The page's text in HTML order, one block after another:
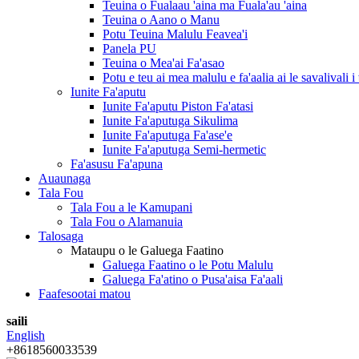
Teuina o Fualaau 'aina ma Fuala'au 'aina
Teuina o Aano o Manu
Potu Teuina Malulu Feavea'i
Panela PU
Teuina o Mea'ai Fa'asao
Potu e teu ai mea malulu e fa'aalia ai le savalivali i
Iunite Fa'aputu
Iunite Fa'aputu Piston Fa'atasi
Iunite Fa'aputuga Sikulima
Iunite Fa'aputuga Fa'ase'e
Iunite Fa'aputuga Semi-hermetic
Fa'asusu Fa'apuna
Auaunaga
Tala Fou
Tala Fou a le Kamupani
Tala Fou o Alamanuia
Talosaga
Mataupu o le Galuega Faatino
Galuega Faatino o le Potu Malulu
Galuega Fa'atino o Pusa'aisa Fa'aali
Faafesootai matou
saili
English
+8618560033539